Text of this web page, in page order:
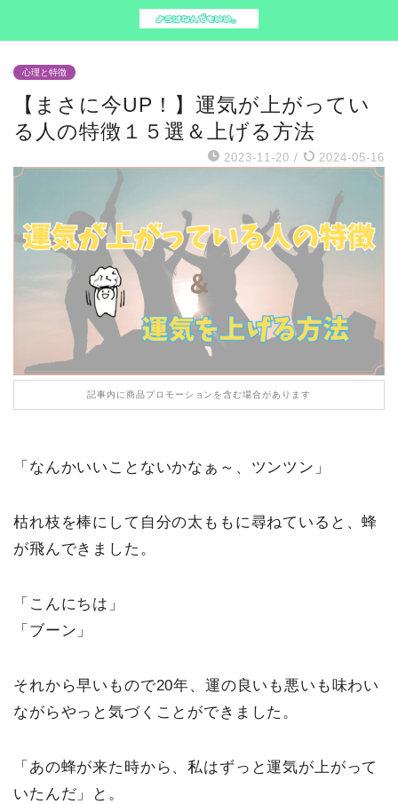
心理と特徴
【まさに今UP！】運気が上がってい
る人の特徴１５選＆上げる方法
2023-11-20 / 2024-05-16
記事内に商品プロモーションを含む場合があります
「なんかいいことないかなぁ～、ツンツン」
枯れ枝を棒にして自分の太ももに尋ねていると、蜂
が飛んできました。
「こんにちは」
「ブーン」
それから早いもので20年、運の良いも悪いも味わい
ながらやっと気づくことができました。
「あの蜂が来た時から、私はずっと運気が上がって
いたんだ」と。